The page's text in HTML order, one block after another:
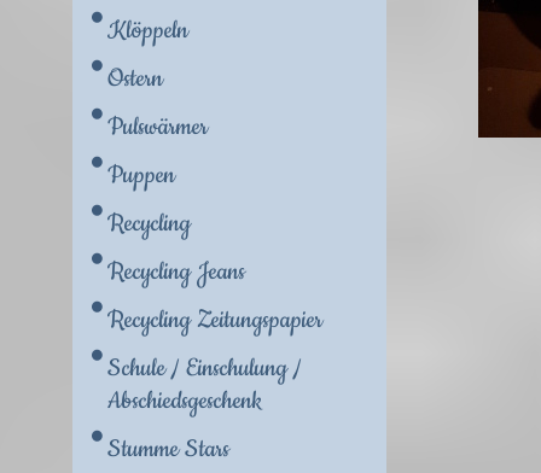
Klöppeln
Ostern
Pulswärmer
Puppen
Recycling
Recycling Jeans
Recycling Zeitungspapier
Schule / Einschulung /
Abschiedsgeschenk
Stumme Stars